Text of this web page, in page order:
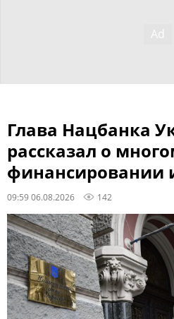
Глава Нацбанка
рассказал о
финансировании
09:59 06.08.2026 142